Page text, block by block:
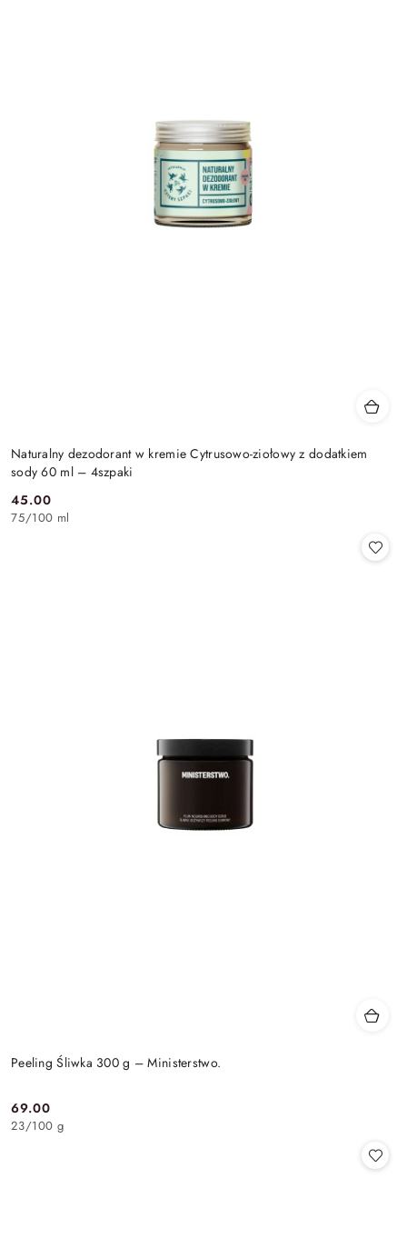
Naturalny dezodorant w kremie Cytrusowo-ziołowy z dodatkiem
sody 60 ml – 4szpaki
Cena:
45.00
75/100 ml
Peeling Śliwka 300 g – Ministerstwo.
Cena:
69.00
23/100 g